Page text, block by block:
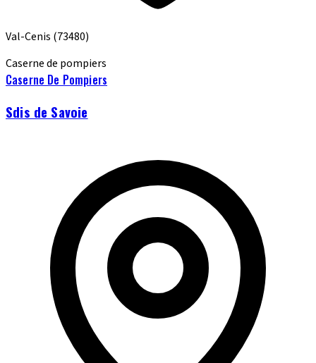
Val-Cenis (73480)
Caserne de pompiers
Caserne De Pompiers
Sdis de Savoie